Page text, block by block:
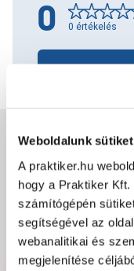
Weboldalunk
A praktiker.hu
hogy a Praktiker
számítógépén
segítségével az
webanalitikai és
megjelenítése
0 0 értékelés
Jótállás,
Csomagolási